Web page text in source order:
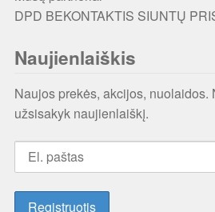
DPD BEKONTAKTIS SIUNTŲ
Naujienlaiškis
Naujos prekės, akcijos, nuolaidos.
užsisakyk naujienlaiškį.